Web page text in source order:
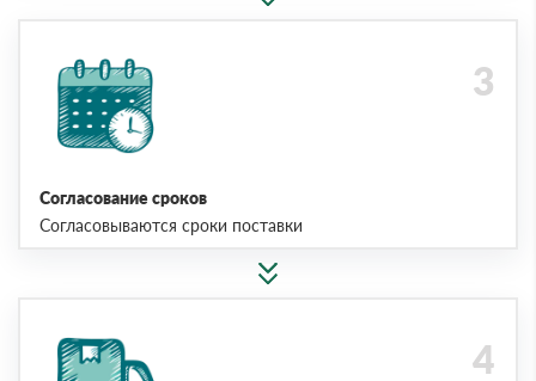
Согласование сроков
Согласовываются сроки поставки